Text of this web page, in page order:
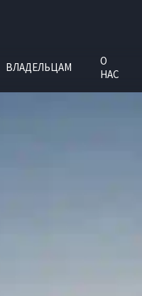
ВЛАДЕЛЬЦАМ
О
НАС